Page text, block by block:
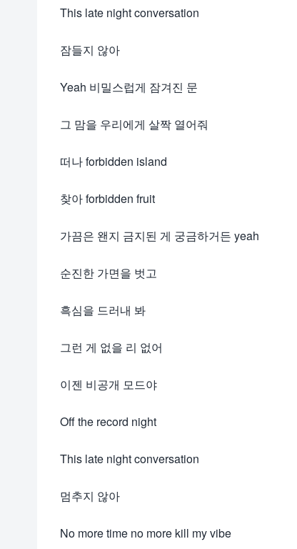
This late night conversation
잠들지 않아
Yeah 비밀스럽게 잠겨진 문
그 맘을 우리에게 살짝 열어줘
떠나 forbidden island
찾아 forbidden fruit
가끔은 왠지 금지된 게 궁금하거든 yeah
순진한 가면을 벗고
흑심을 드러내 봐
그런 게 없을 리 없어
이젠 비공개 모드야
Off the record night
This late night conversation
멈추지 않아
No more time no more kill my vibe